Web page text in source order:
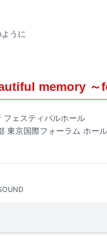
うに
memory
ェスティバルホール
東京国際フォーラム ホー